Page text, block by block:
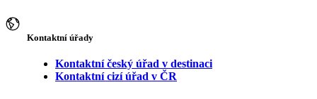
Kontaktní úřady
Kontaktní český úřad v destinaci
Kontaktní cizí úřad v ČR